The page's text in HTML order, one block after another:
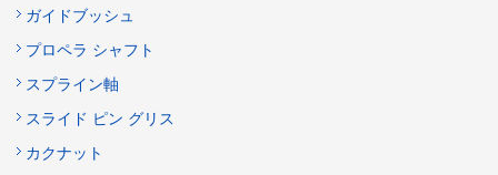
ガイドブッシュ
プロペラ シャフト
スプライン軸
スライド ピン グリス
カクナット